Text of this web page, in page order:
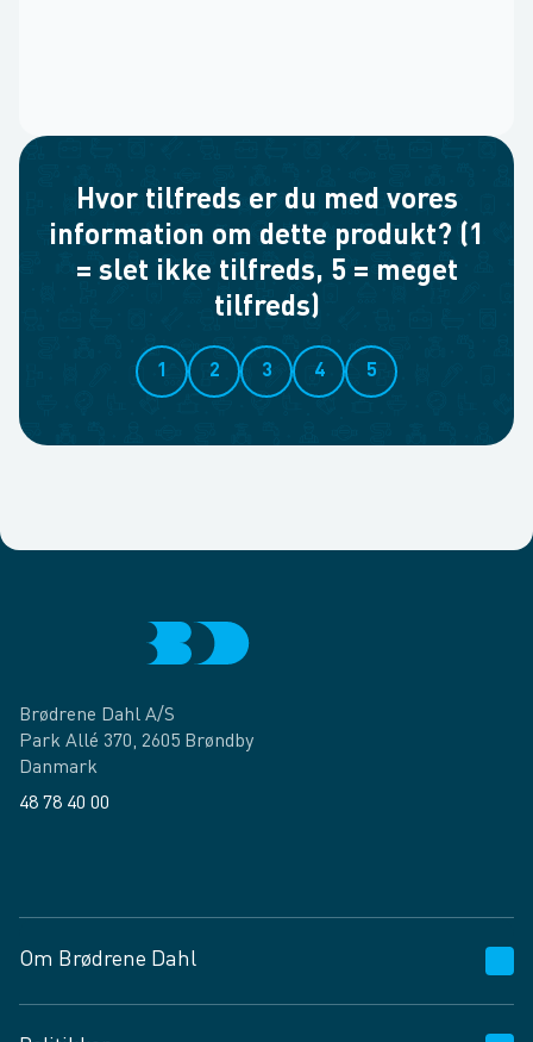
Hvor tilfreds er du med vores
information om dette produkt? (1
= slet ikke tilfreds, 5 = meget
tilfreds)
1 2 3 4 5
Brødrene Dahl A/S
Park Allé 370, 2605 Brøndby
Danmark
48 78 40 00
Om Brødrene Dahl